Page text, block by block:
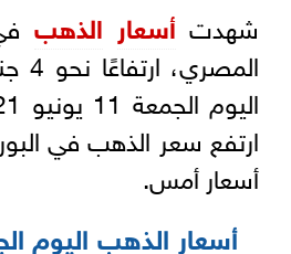
شهدت أسعار الذهب
ارتفع سعر الذهب في
أسعار أمس.